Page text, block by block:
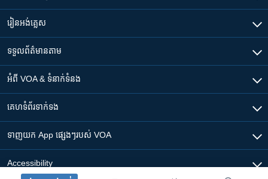
រៀន​​អង់គ្លេស
ទទួល​ព័ត៌មាន​តាម
អំពី​ VOA & ទំនាក់ទំនង
គេហទំព័រ​​ទាក់ទង
ទាញយក​ App ផ្សេងៗ​របស់​ VOA
Accessibility